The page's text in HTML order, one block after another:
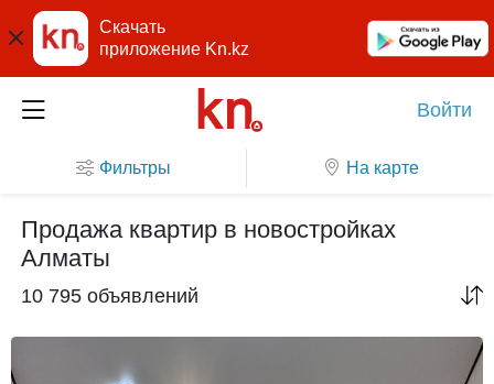
Скачать
приложение Kn.kz
Войти
Фильтры На карте
Продажа квартир в новостройках
Алматы
10 795 объявлений